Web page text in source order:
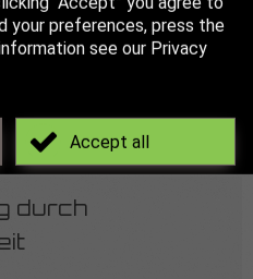
durch
your preferences, press the
see our Privacy
Accept all